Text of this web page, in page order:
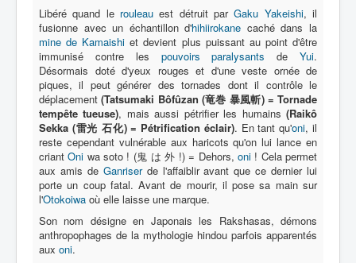
Libéré quand le rouleau est détruit parGaku Yakeishi, il
fusionne avec un échantillon d'hihiirokane caché dans la
mine de Kamaishi et devient plus puissant au point d'être
immunisé contre les pouvoirs paralysants deYui.
Désormais doté d'yeux rouges et d'une veste ornée de
piques, il peut générer des tornades dont il contrôle le
déplacement(Tatsumaki Bôfûzan (竜巻 暴風斬) = Tornade
tempête tueuse), mais aussi pétrifier les humains(Raikô
Sekka (雷光 石化) = Pétrification éclair). En tant qu'oni, il
reste cependant vulnérable aux haricots qu'on lui lance en
criantOni wa soto ! (鬼 は 外 !) = Dehors,oni ! Cela permet
aux amis de Ganriserde l'affaiblir avant que ce dernier lui
porte un coup fatal. Avant de mourir, il pose sa main sur
l'Otokoiwa où elle laisse une marque.
Son nom désigne en Japonais les Rakshasas, démons
anthropophages de la mythologie hindou parfois apparentés
aux oni.